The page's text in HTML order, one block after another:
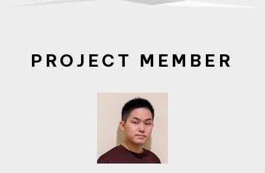
PROJECT MEMBER